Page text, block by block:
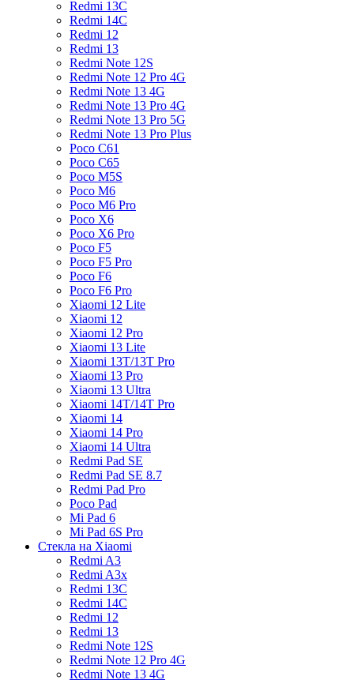
Redmi 13C
Redmi 14C
Redmi 12
Redmi 13
Redmi Note 12S
Redmi Note 12 Pro 4G
Redmi Note 13 4G
Redmi Note 13 Pro 4G
Redmi Note 13 Pro 5G
Redmi Note 13 Pro Plus
Poco C61
Poco C65
Poco M5S
Poco M6
Poco M6 Pro
Poco X6
Poco X6 Pro
Poco F5
Poco F5 Pro
Poco F6
Poco F6 Pro
Xiaomi 12 Lite
Xiaomi 12
Xiaomi 12 Pro
Xiaomi 13 Lite
Xiaomi 13T/13T Pro
Xiaomi 13 Pro
Xiaomi 13 Ultra
Xiaomi 14T/14T Pro
Xiaomi 14
Xiaomi 14 Pro
Xiaomi 14 Ultra
Redmi Pad SE
Redmi Pad SE 8.7
Redmi Pad Pro
Poco Pad
Mi Pad 6
Mi Pad 6S Pro
Стекла на Xiaomi
Redmi A3
Redmi A3x
Redmi 13C
Redmi 14C
Redmi 12
Redmi 13
Redmi Note 12S
Redmi Note 12 Pro 4G
Redmi Note 13 4G